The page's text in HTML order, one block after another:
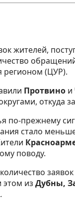
жителей,
регионом (ЦУР).
Протвино и
откуда
прежнему
стало
поводу.
этом из Дубны,